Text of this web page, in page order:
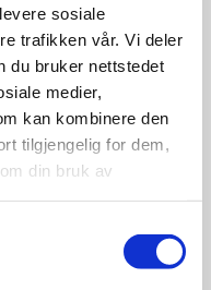
sosiale
trafikken vår. Vi deler
du bruker nettstedet
medier,
kan kombinere den
tilgjengelig for dem,
din bruk av